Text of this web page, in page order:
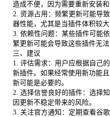
造成不便，因为需要重新安装和
2. 资源占用：频繁更新可能导
器性能，尤其是当插件体积较大
3. 依赖性问题：某些插件可能
繁更新可能会导致这些插件无
三、建议
1. 评估需求：用户应根据自己
新插件。如果经常使用新功能
新可能是必要的。
2. 选择信誉良好的插件：选择
因更新不稳定带来的风险。
3. 关注官方通知：定期查看谷